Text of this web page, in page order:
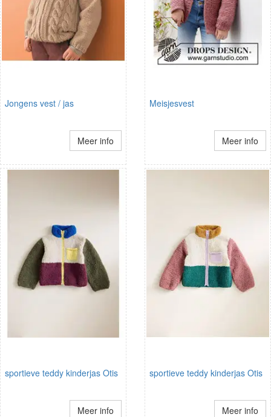
Jongens vest / jas
Meer info
Meisjesvest
Meer info
sportieve teddy kinderjas Otis
Meer info
sportieve teddy kinderjas Otis
Meer info